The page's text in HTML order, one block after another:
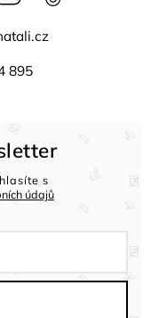
895
s
údajů